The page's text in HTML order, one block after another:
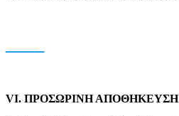
VI. ΠΡΟΣΩΡΙΝΗ ΑΠΟΘΗΚΕΥΣΗ